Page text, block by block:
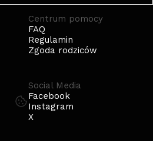
Centrum pomocy
FAQ
Regulamin
Zgoda rodziców
Social Media
Facebook
Instagram
X